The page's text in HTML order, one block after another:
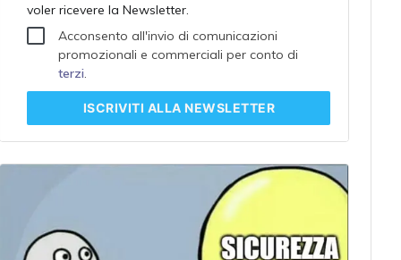
voler ricevere la Newsletter.
Acconsento all'invio di comunicazioni
promozionali e commerciali per conto di
terzi.
ISCRIVITI ALLA NEWSLETTER